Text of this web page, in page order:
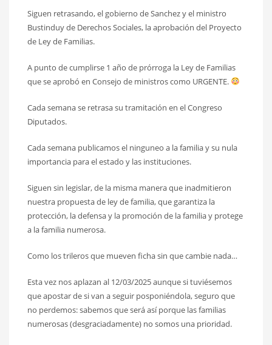
Siguen retrasando, el gobierno de Sanchez y el ministro
Bustinduy de Derechos Sociales, la aprobación del Proyecto
de Ley de Familias.
A punto de cumplirse 1 año de prórroga la Ley de Familias
que se aprobó en Consejo de ministros como URGENTE.
Cada semana se retrasa su tramitación en el Congreso
Diputados.
Cada semana publicamos el ninguneo a la familia y su nula
importancia para el estado y las instituciones.
Siguen sin legislar, de la misma manera que inadmitieron
nuestra propuesta de ley de familia, que garantiza la
protección, la defensa y la promoción de la familia y protege
a la familia numerosa.
Como los trileros que mueven ficha sin que cambie nada…
Esta vez nos aplazan al 12/03/2025 aunque si tuviésemos
que apostar de si van a seguir posponiéndola, seguro que
no perdemos: sabemos que será así porque las familias
numerosas (desgraciadamente) no somos una prioridad.